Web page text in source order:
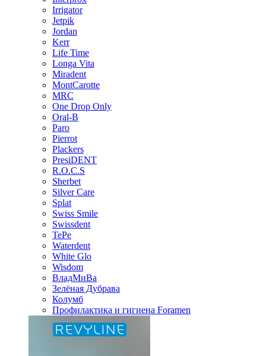
Irrigator
Jetpik
Jordan
Kerr
Life Time
Longa Vita
Miradent
MontCarotte
MRC
One Drop Only
Oral-B
Paro
Pierrot
Plackers
PresiDENT
R.O.C.S
Sherbet
Silver Care
Splat
Swiss Smile
Swissdent
TePe
Waterdent
White Glo
Wisdom
ВладМиВа
Зелёная Дубрава
Колумб
Профилактика и гигиена Foramen